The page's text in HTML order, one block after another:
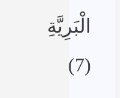
الْبَرِيَّةِ
(7)